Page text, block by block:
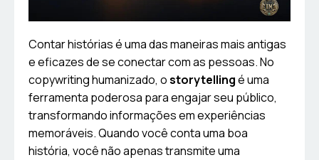
Contar histórias é uma das maneiras mais antigas
e eficazes de se conectar com as pessoas. No
copywriting humanizado, ostorytellingé uma
ferramenta poderosa para engajar seu público,
transformando informações em experiências
memoráveis. Quando você conta uma boa
história, você não apenas transmite uma